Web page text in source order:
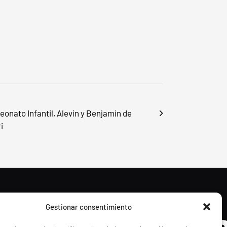
Gestionar consentimiento
Infantil, Alevín y Benjamín de